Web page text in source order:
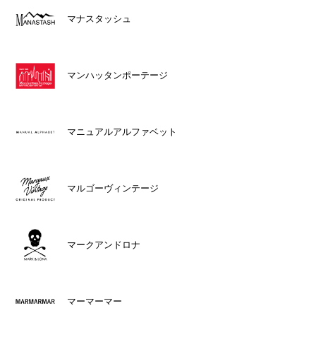
マナスタッシュ
マンハッタンポーテージ
マニュアルアルファベット
マルゴーヴィンテージ
マークアンドロナ
マーマーマー